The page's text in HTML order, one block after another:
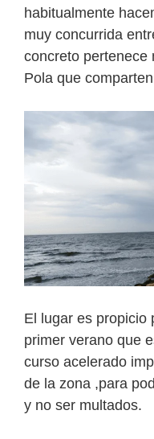
habitualmente
muy concurrida
concreto pertenece
Pola que
El lugar es propicio
primer verano que
curso acelerado
de la zona ,para
y no ser multados.